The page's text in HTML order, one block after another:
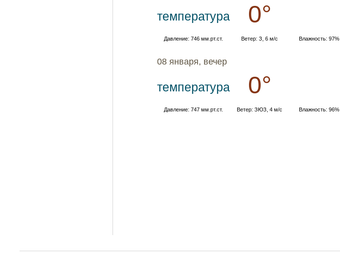
температура 0°
Давление: 746 мм.рт.ст. Ветер: З, 6 м/с Влажность: 97%
08 января, вечер
температура 0°
Давление: 747 мм.рт.ст. Ветер: ЗЮЗ, 4 м/с Влажность: 96%